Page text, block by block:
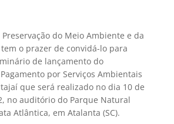
Preservação do Meio Ambiente e da
o prazer de convidá-lo para
de lançamento do
por Serviços Ambientais
que será realizado no dia 10 de
no auditório do Parque Natural
Atlântica, em Atalanta (SC).